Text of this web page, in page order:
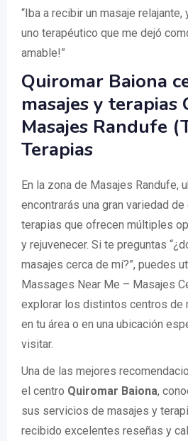
“Iba a recibir un masaje
uno terapéutico que me dejó
amable!”
Quiromar Baiona
masajes y terapias
Masajes Randufe
Terapias
En la zona de Masajes Randufe,
encontrarás una gran variedad
terapias que ofrecen múltiples
y rejuvenecer. Si te preguntas
masajes cerca de mí?”, puedes
Massages Near Me – Masajes
explorar los distintos centros de
en tu área o en una ubicación
visitar.
Una de las mejores
el centro Quiromar Baiona,
sus servicios de masajes y
recibido excelentes reseñas y